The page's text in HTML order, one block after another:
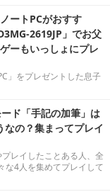
ートPCがおすす
2619JP」でお父
ーもいっしょにプレ
」をプレゼントした息子
ド「手記の加筆」は
の？集まってプレイ
レイしたことある人、全
な4人を集めてプレイして